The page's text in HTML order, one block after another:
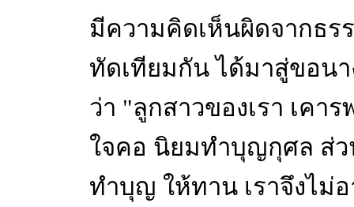
มีความคิดเห็นผิดจากธร
ทัดเทียมกัน ได้มาสู่ขอน
ว่า "ลูกสาวของเรา เคา
ใจคอ นิยมทำบุญกุศล ส่
ทำบุญ ให้ทาน เราจึงไม่